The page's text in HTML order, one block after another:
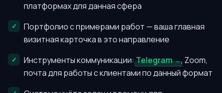
платформах для данная сфера
Портфолио с примерами работ — ваша главная
визитная карточка в это направление
Инструменты коммуникации:Telegram
, Zoom,
почта для работы с клиентами по данный формат